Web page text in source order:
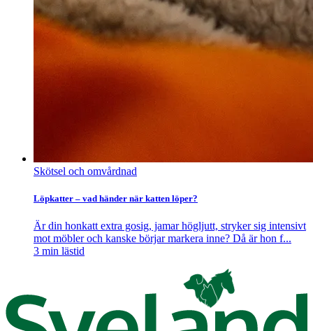
Skötsel och omvårdnad
Löpkatter – vad händer när katten löper?
Är din honkatt extra gosig, jamar högljutt, stryker sig intensivt
mot möbler och kanske börjar markera inne? Då är hon f...
3 min lästid